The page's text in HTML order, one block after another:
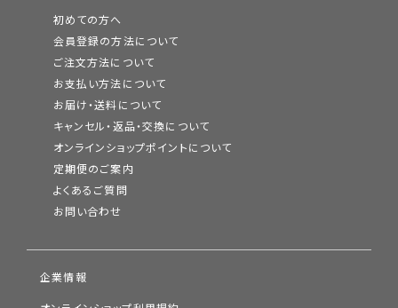
初めての方へ
会員登録の方法について
ご注文方法について
お支払い方法について
お届け・送料について
キャンセル・返品・交換について
オンラインショップポイントについて
定期便のご案内
よくあるご質問
お問い合わせ
企業情報